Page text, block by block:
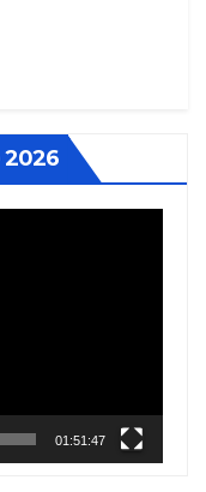
2026
01:51:47